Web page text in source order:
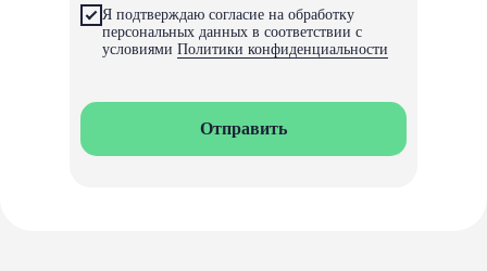
Я подтверждаю согласие на обработку
персональных данных в соответствии с
условиями Политики конфиденциальности
Отправить